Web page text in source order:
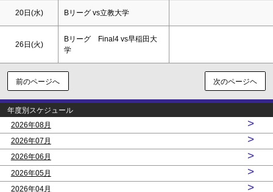
20日(水) Bリーグ vs立教大学
26日(火)
Bリーグ Final4 vs早稲田大
学
前のページへ 次のページヘ
年度別スケジュール
2026年08月
>
2026年07月 >
2026年06月 >
2026年05月 >
2026年04月 >